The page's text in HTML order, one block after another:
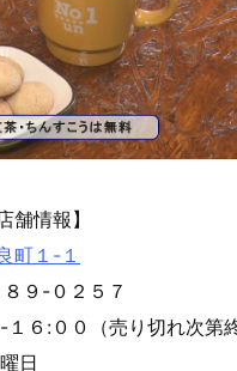
舗情報】
町１-１
９-０２５７
６:００（売り切れ次第
日